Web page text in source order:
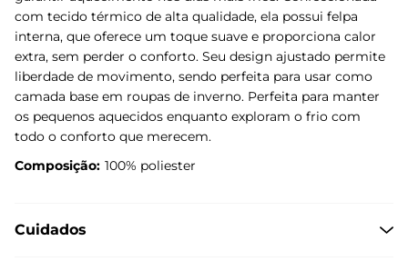
com tecido térmico de alta qualidade, ela possui felpa
interna, que oferece um toque suave e proporciona calor
extra, sem perder o conforto. Seu design ajustado permite
liberdade de movimento, sendo perfeita para usar como
camada base em roupas de inverno. Perfeita para manter
os pequenos aquecidos enquanto exploram o frio com
todo o conforto que merecem.
Composição: 100% poliester
Cuidados